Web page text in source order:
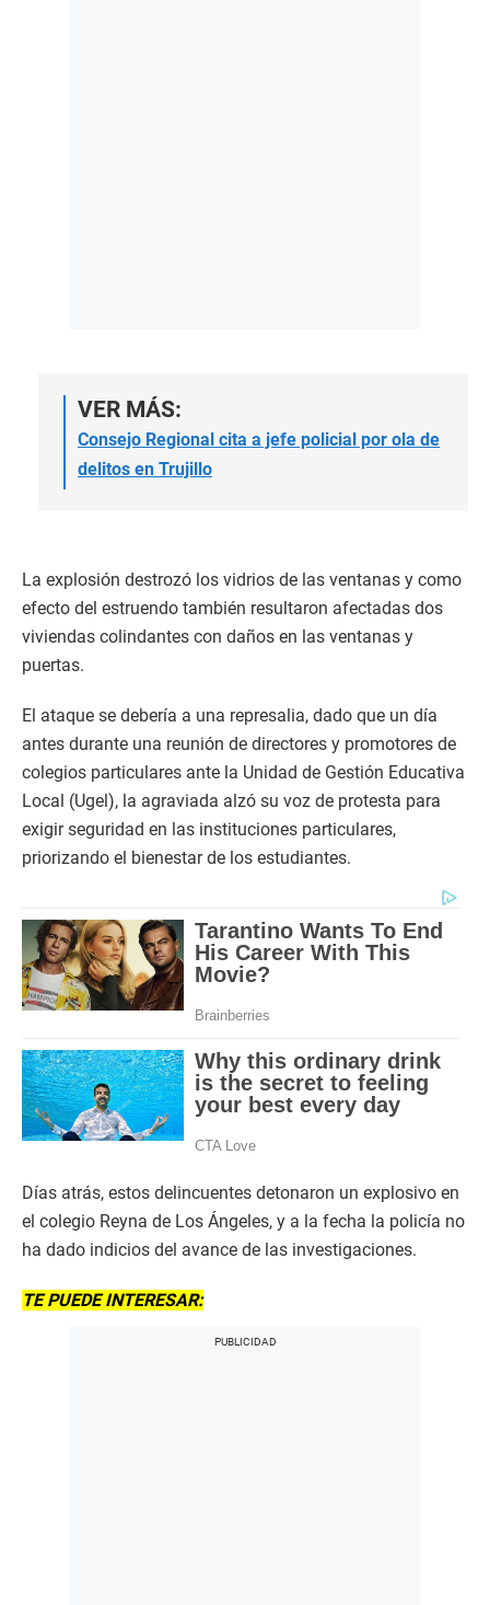
VER MÁS:
Consejo Regional cita a jefe policial por ola de
delitos en Trujillo
La explosión destrozó los vidrios de las ventanas y como
efecto del estruendo también resultaron afectadas dos
viviendas colindantes con daños en las ventanas y
puertas.
El ataque se debería a una represalia, dado que un día
antes durante una reunión de directores y promotores de
colegios particulares ante la Unidad de Gestión Educativa
Local (Ugel), la agraviada alzó su voz de protesta para
exigir seguridad en las instituciones particulares,
priorizando el bienestar de los estudiantes.
Días atrás, estos delincuentes detonaron un explosivo en
el colegio Reyna de Los Ángeles, y a la fecha la policía no
ha dado indicios del avance de las investigaciones.
TE PUEDE INTERESAR: